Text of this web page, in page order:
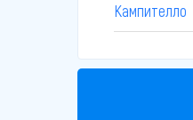
Кампителло